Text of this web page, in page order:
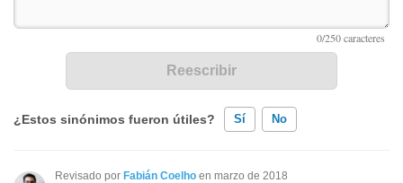
¿Estos sinónimos fueron útiles? Sí No
Existen sinónimos incorrectos
Revisado por Fabián Coelho en marzo de 2018